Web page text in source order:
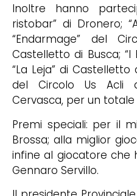
Inoltre hanno
ristobar” di Dronero;
“Endarmage” del
Castelletto di Busca; “I
“La Leja” di Castelletto
del Circolo Us Acli
Cervasca, per un totale
Premi speciali: per il
Brossa; alla miglior
infine al giocatore che
Gennaro Servillo.